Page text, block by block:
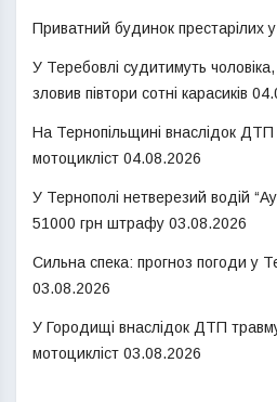
Приватний будинок престарілих
У Теребовлі судитимуть
зловив півтори сотні карасиків
На Тернопільщині внаслідок ДТП
мотоцикліст 04.08.2026
У Тернополі нетверезий водій
51000 грн штрафу 03.08.2026
Сильна спека: прогноз погоди у
03.08.2026
У Городищі внаслідок ДТП
мотоцикліст 03.08.2026